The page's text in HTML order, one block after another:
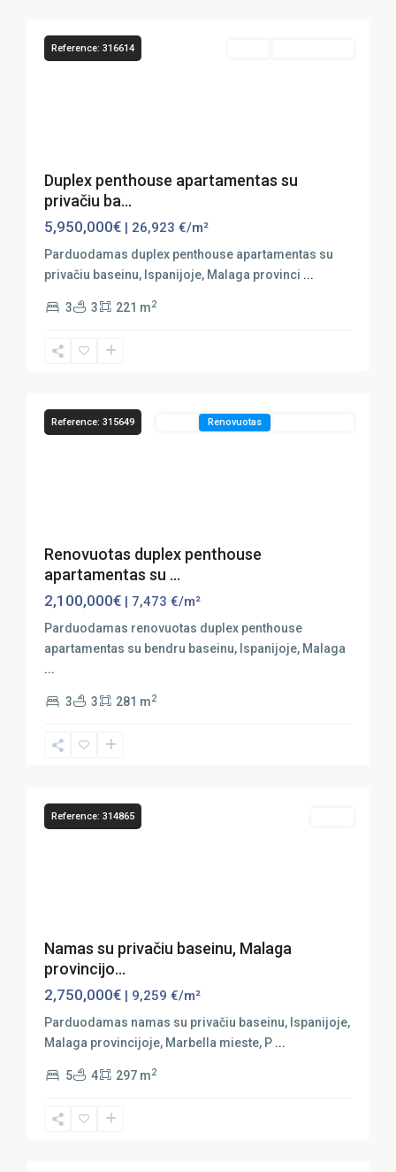
Reference: 316614
Duplex penthouse apartamentas su
privačiu ba...
5,950,000€ | 26,923 €/m²
Parduodamas duplex penthouse apartamentas su
privačiu baseinu, Ispanijoje, Malaga provinci ...
3 3 221 m2
Puerto
Reference: 315649 Renovuotas
Renovuotas duplex penthouse
apartamentas su ...
2,100,000€ | 7,473 €/m²
Parduodamas renovuotas duplex penthouse
apartamentas su bendru baseinu, Ispanijoje, Malaga
...
3 3 281 m2
Puerto
Reference: 314865
Namas su privačiu baseinu, Malaga
provincijo...
2,750,000€ | 9,259 €/m²
Parduodamas namas su privačiu baseinu, Ispanijoje,
Malaga provincijoje, Marbella mieste, P ...
5 4 297 m2
Puerto